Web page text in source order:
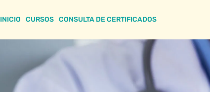
INICIO CURSOS CONSULTA DE CERTIFICADOS